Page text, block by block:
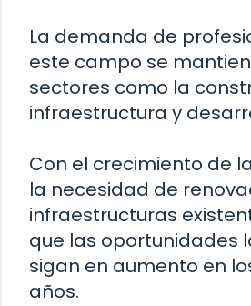
La demanda de
este campo se
sectores como la
infraestructura y
Con el crecimiento de
la necesidad de
infraestructuras
que las oportunidades
sigan en aumento en
años.